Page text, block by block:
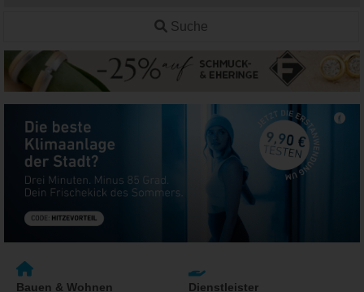
Suche
Bauen & Wohnen Dienstleister